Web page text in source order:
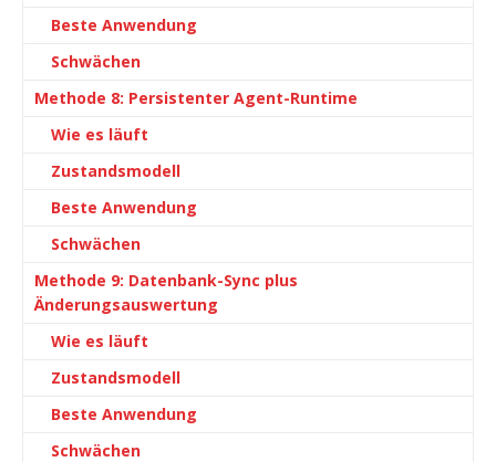
Beste Anwendung
Schwächen
Methode 8: Persistenter Agent-Runtime
Wie es läuft
Zustandsmodell
Beste Anwendung
Schwächen
Methode 9: Datenbank-Sync plus
Änderungsauswertung
Wie es läuft
Zustandsmodell
Beste Anwendung
Schwächen